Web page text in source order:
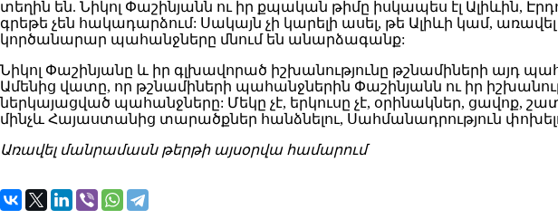
տեղին են. Նիկոլ Փաշինյանն ու իր քպական թիմը իսկապես էլ Ալիևին,
գրեթե չեն հակադարձում: Սակայն չի կարելի ասել, թե Ալիևի կամ,
կործանարար պահանջները մնում են անարձագանք:
Նիկոլ Փաշինյանը և իր գլխավորած իշխանությունը թշնամիների այդ
Ամենից վատը, որ թշնամիների պահանջներին Փաշինյանն ու իր
ներկայացված պահանջները: Մեկը չէ, երկուսը չէ, օրինակներ, ցավոք,
մինչև Հայաստանից տարածքներ հանձնելու, Սահմանադրություն
Առավել մանրամասն թերթի այսօրվա համարում